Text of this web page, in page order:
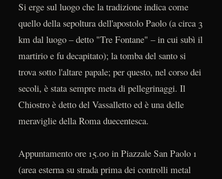
Si erge sul luogo che la tradizione indica come
quello della sepoltura dell'apostolo Paolo (a circa 3
km dal luogo – detto "Tre Fontane" – in cui subì il
martirio e fu decapitato); la tomba del santo si
trova sotto l'altare papale; per questo, nel corso dei
secoli, è stata sempre meta di pellegrinaggi. Il
Chiostro è detto del Vassalletto ed è una delle
meraviglie della Roma duecentesca.
Appuntamento ore 15.00 in Piazzale San Paolo 1
(area esterna su strada prima dei controlli metal